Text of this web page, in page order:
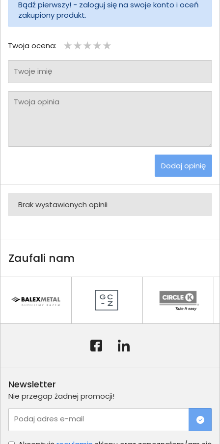
Bądź pierwszy! - zaloguj się na swoje konto i oceń
zakupiony produkt.
Twoja ocena:
Twoje imię
Twoja opinia
Dodaj opinię
Brak wystawionych opinii
Zaufali nam
Newsletter
Nie przegap żadnej promocji!
Podaj adres e-mail